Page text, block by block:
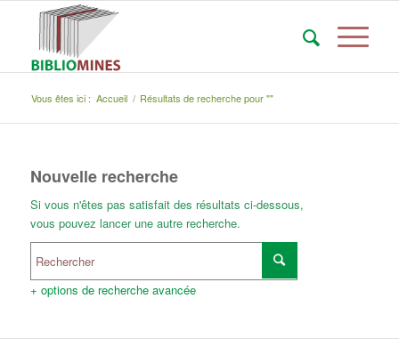
Vous êtes ici : Accueil / Résultats de recherche pour ""
Nouvelle recherche
Si vous n'êtes pas satisfait des résultats ci-dessous,
vous pouvez lancer une autre recherche.
+ options de recherche avancée